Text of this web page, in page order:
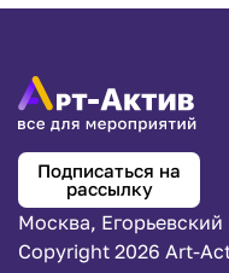
Подписаться на
рассылку
Москва,
Copyright 2026 Art-